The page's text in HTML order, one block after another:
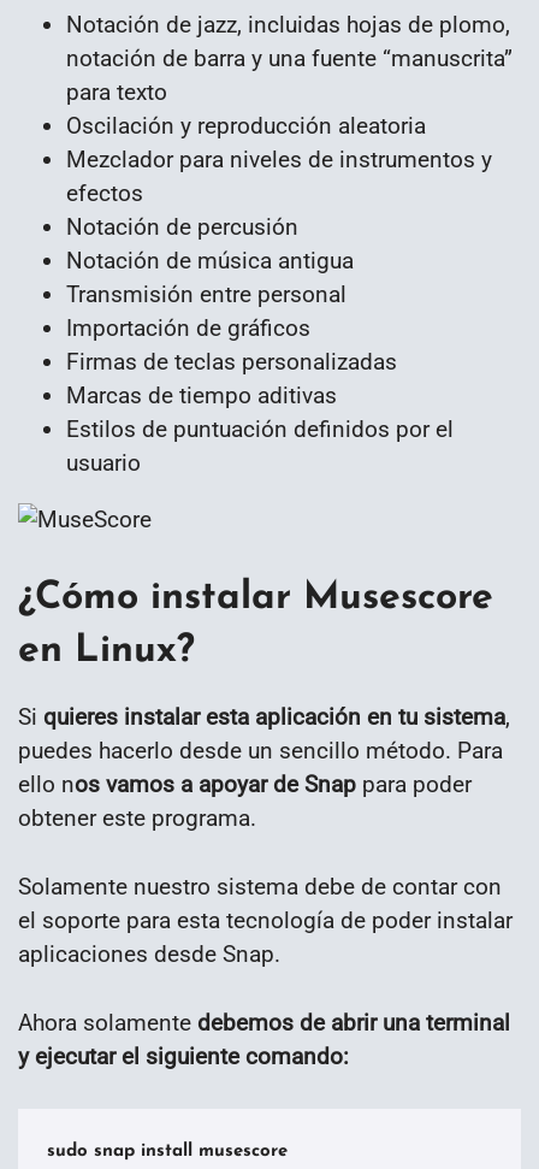
Notación de jazz, incluidas hojas de plomo,
notación de barra y una fuente “manuscrita”
para texto
Oscilación y reproducción aleatoria
Mezclador para niveles de instrumentos y
efectos
Notación de percusión
Notación de música antigua
Transmisión entre personal
Importación de gráficos
Firmas de teclas personalizadas
Marcas de tiempo aditivas
Estilos de puntuación definidos por el
usuario
¿Cómo instalar Musescore
en Linux?
Si quieres instalar esta aplicación en tu sistema,
puedes hacerlo desde un sencillo método. Para
ello nos vamos a apoyar de Snap para poder
obtener este programa.
Solamente nuestro sistema debe de contar con
el soporte para esta tecnología de poder instalar
aplicaciones desde Snap.
Ahora solamente debemos de abrir una terminal
y ejecutar el siguiente comando:
sudo snap install musescore